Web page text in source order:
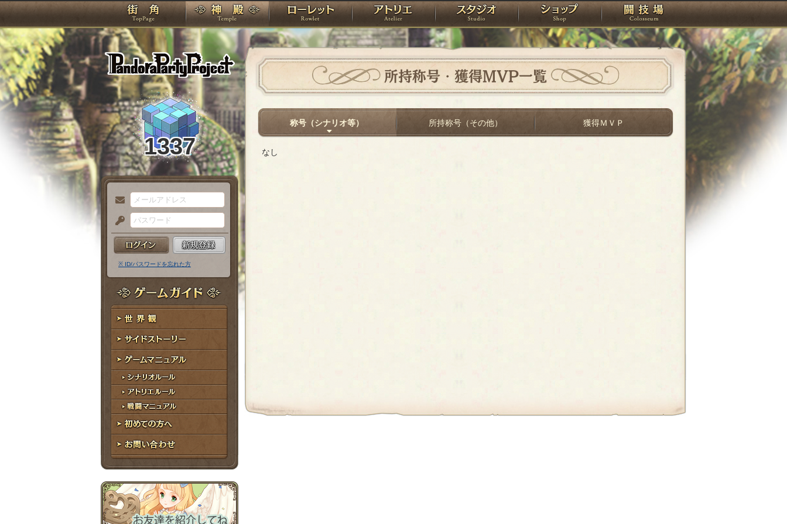
PandoraPartyProject
TOP 神殿 ローレット アトリエ スタジオ ショップ 闘技場
1337
メ
ー
ル
ア
ド
レ
ス
パ
ス
ー
ド
※ ID/パスワードを忘れた方
ゲームガイド
世界観
サイドストーリー
ゲームマニュアル
シナリオルール
アトリエルール
戦闘マニュアル
初めての方へ
お問い合わせ
所持称号・獲得MVP一覧
称号（シナリオ等） 所持称号（その他） 獲得ＭＶＰ
なし